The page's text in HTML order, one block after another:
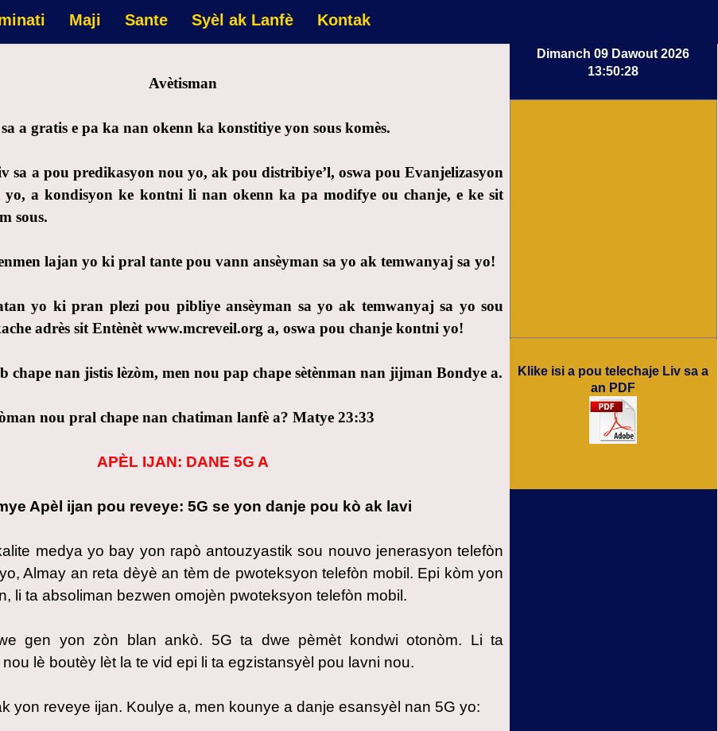
Maji Sante Syèl ak Lanfè Kontak
Avètisman
a gratis e pa ka nan okenn ka konstitiye yon sous komès.
sa a pou predikasyon nou yo, ak pou distribiye’l, oswa pou Evanjelizasyon
yo, a kondisyon ke kontni li nan okenn ka pa modifye ou chanje, e ke sit
sous.
lajan yo ki pral tante pou vann ansèyman sa yo ak temwanyaj sa yo!
yo ki pran plezi pou pibliye ansèyman sa yo ak temwanyaj sa yo sou
adrès sit Entènèt www.mcreveil.org a, oswa pou chanje kontni yo!
chape nan jistis lèzòm, men nou pap chape sètènman nan jijman Bondye a.
nou pral chape nan chatiman lanfè a? Matye 23:33
APÈL IJAN: DANE 5G A
Apèl ijan pou reveye: 5G se yon danje pou kò ak lavi
medya yo bay yon rapò antouzyastik sou nouvo jenerasyon telefòn
Almay an reta dèyè an tèm de pwoteksyon telefòn mobil. Epi kòm yon
li ta absoliman bezwen omojèn pwoteksyon telefòn mobil.
gen yon zòn blan ankò. 5G ta dwe pèmèt kondwi otonòm. Li ta
lè boutèy lèt la te vid epi li ta egzistansyèl pou lavni nou.
yon reveye ijan. Koulye a, men kounye a danje esansyèl nan 5G yo:
Dimanch 09 Dawout 2026
13:50:29
Klike isi a pou telechaje Liv sa a
an PDF